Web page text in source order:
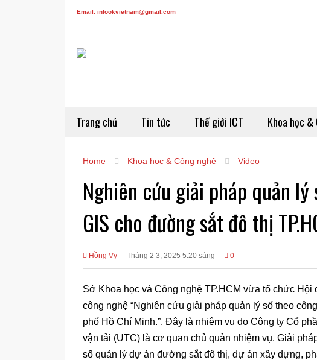
Email: inlookvietnam@gmail.com
Trang chủ Tin tức Thế giới ICT Khoa học
Home Khoa học & Công nghệ Video
Nghiên cứu giải pháp quản
GIS cho đường sắt đô thị
Hồng Vy Tháng 2 3, 2025 5:20 sáng 0
Sở Khoa học và Công nghệ TP.HCM vừa tổ chức
công nghệ “Nghiên cứu giải pháp quản lý số theo
phố Hồ Chí Minh.”. Đây là nhiệm vụ do Công ty Cổ
vận tải (UTC) là cơ quan chủ quản nhiệm vụ. Giải
số quản lý dự án đường sắt đô thị, dự án xây dựng,